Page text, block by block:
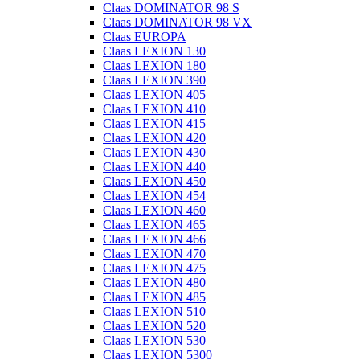
Claas DOMINATOR 98 S
Claas DOMINATOR 98 VX
Claas EUROPA
Claas LEXION 130
Claas LEXION 180
Claas LEXION 390
Claas LEXION 405
Claas LEXION 410
Claas LEXION 415
Claas LEXION 420
Claas LEXION 430
Claas LEXION 440
Claas LEXION 450
Claas LEXION 454
Claas LEXION 460
Claas LEXION 465
Claas LEXION 466
Claas LEXION 470
Claas LEXION 475
Claas LEXION 480
Claas LEXION 485
Claas LEXION 510
Claas LEXION 520
Claas LEXION 530
Claas LEXION 5300